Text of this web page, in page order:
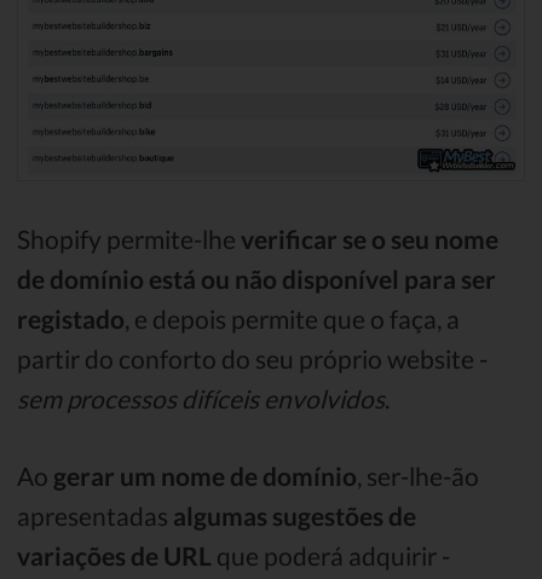
Shopify permite-lhe verificar se o seu nome
de domínio está ou não disponível para ser
registado , e depois permite que o faça, a
partir do conforto do seu próprio website -
sem processos difíceis envolvidos.
Ao gerar um nome de domínio, ser-lhe-ão
apresentadas algumas sugestões de
variações de URL que poderá adquirir -